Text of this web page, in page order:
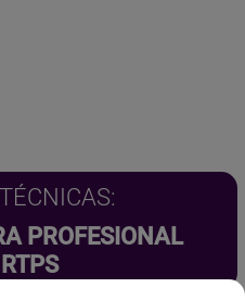
PROFESIONAL